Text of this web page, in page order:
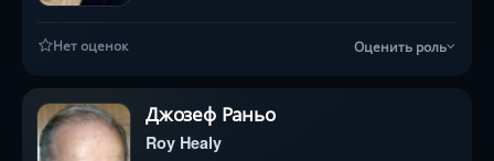
Нет оценок Оценить роль
Джозеф Раньо
Roy Healy